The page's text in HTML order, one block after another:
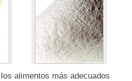
alimentos más adecuados